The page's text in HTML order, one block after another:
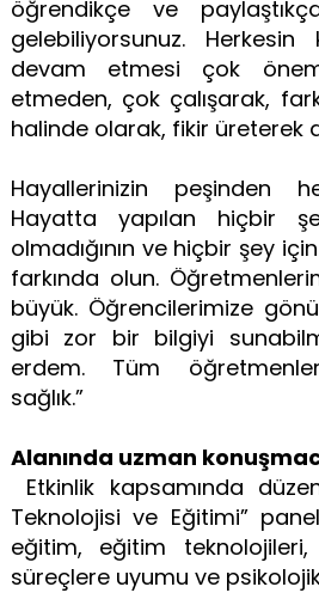
öğrendikçe ve
gelebiliyorsunuz.
devam etmesi çok
etmeden, çok çalışarak,
halinde olarak, fikir üreterek
Hayallerinizin peşinden
Hayatta yapılan hiçbir
olmadığının ve hiçbir şey
farkında olun.
büyük. Öğrencilerimize
gibi zor bir bilgiyi
erdem. Tüm
sağlık.”
Alanında uzman
Etkinlik kapsamında
Teknolojisi ve Eğitimi”
eğitim, eğitim teknolojileri,
süreçlere uyumu ve